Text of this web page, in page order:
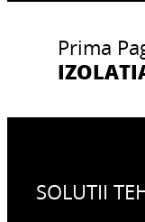
Prima
SOLUTII